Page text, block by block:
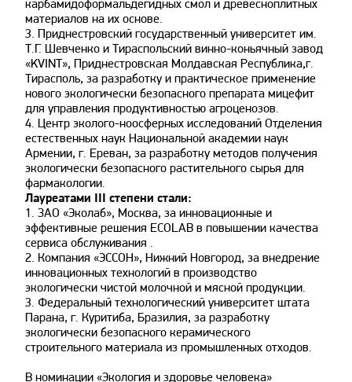
карбамидоформальдегидных смол и древесноплитных
материалов на их основе.
3. Приднестровский государственный университет им.
Т.Г. Шевченко и Тираспольский винно-коньячный завод
«KVINT», Приднестровская Молдавская Республика,г.
Тирасполь, за разработку и практическое применение
нового экологически безопасного препарата мицефит
для управления продуктивностью агроценозов.
4. Центр эколого-ноосферных исследований Отделения
естественных наук Национальной академии наук
Армении, г. Ереван, за разработку методов получения
экологически безопасного растительного сырья для
фармакологии.
Лауреатами III степени стали:
1. ЗАО «Эколаб», Москва, за инновационные и
эффективные решения ECOLAB в повышении качества
сервиса обслуживания .
2. Компания «ЭССОН», Нижний Новгород, за внедрение
инновационных технологий в производство
экологически чистой молочной и мясной продукции.
3. Федеральный технологический университет штата
Парана, г. Куритиба, Бразилия, за разработку
экологически безопасного керамического
строительного материала из промышленных отходов.
В номинации «Экология и здоровье человека»